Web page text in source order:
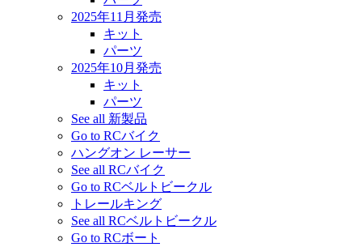
2025年11月発売
キット
パーツ
2025年10月発売
キット
パーツ
See all 新製品
Go to RCバイク
ハングオン レーサー
See all RCバイク
Go to RCベルトビークル
トレールキング
See all RCベルトビークル
Go to RCボート